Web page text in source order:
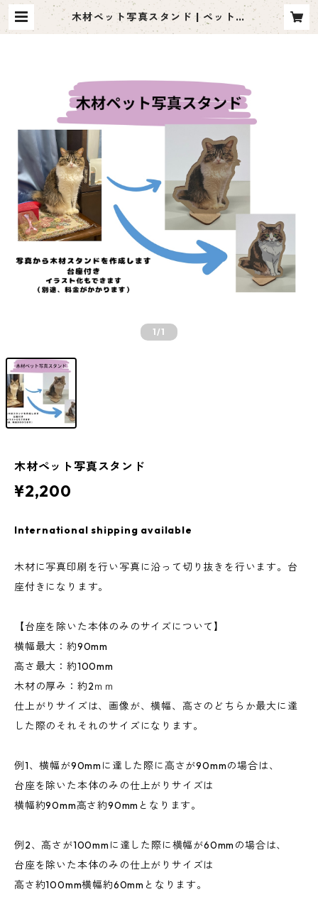
木材ペット写真スタンド | ペット名
刺 moco me（モコミー）
1/1
木材ペット写真スタンド
¥2,200
International shipping available
木材に写真印刷を行い写真に沿って切り抜きを行います。台
座付きになります。
【台座を除いた本体のみのサイズについて】
横幅最大：約90mm
高さ最大：約100mm
木材の厚み：約2ｍｍ
仕上がりサイズは、画像が、横幅、高さのどちらか最大に達
した際のそれそれのサイズになります。
例1、横幅が90mmに達した際に高さが90mmの場合は、
台座を除いた本体のみの仕上がりサイズは
横幅約90mm高さ約90mmとなります。
例2、高さが100mmに達した際に横幅が60mmの場合は、
台座を除いた本体のみの仕上がりサイズは
高さ約100mm横幅約60mmとなります。